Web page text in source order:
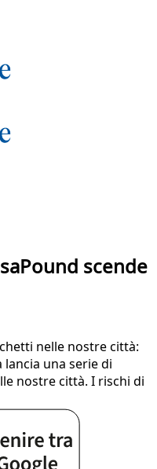
scende
nelle nostre città:
una serie di
nostre città. I rischi di